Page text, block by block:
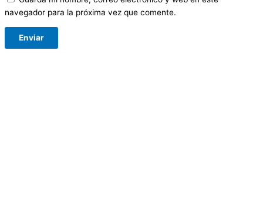
navegador para la próxima vez que comente.